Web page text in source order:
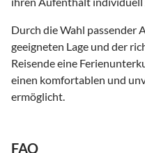
Durch die Wahl passender
geeigneten Lage und der
Reisende eine
einen komfortablen und
ermöglicht.
FAQ